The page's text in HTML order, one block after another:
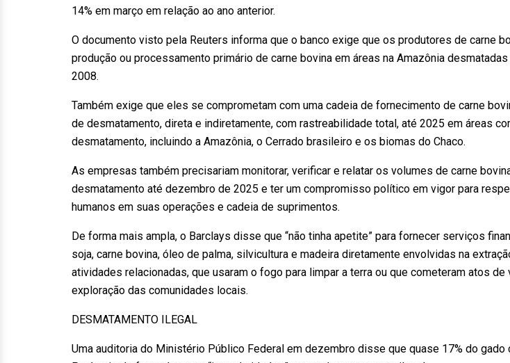
14% em março em relação ao ano anterior.
O documento visto pela Reuters informa que o banco exige que os produtores de carne
produção ou processamento primário de carne bovina em áreas na Amazônia
2008.
Também exige que eles se comprometam com uma cadeia de fornecimento de carne
de desmatamento, direta e indiretamente, com rastreabilidade total, até 2025 em áreas
desmatamento, incluindo a Amazônia, o Cerrado brasileiro e os biomas do Chaco.
As empresas também precisariam monitorar, verificar e relatar os volumes de carne
desmatamento até dezembro de 2025 e ter um compromisso político em vigor para
humanos em suas operações e cadeia de suprimentos.
De forma mais ampla, o Barclays disse que “não tinha apetite” para fornecer serviços
soja, carne bovina, óleo de palma, silvicultura e madeira diretamente envolvidas na
atividades relacionadas, que usaram o fogo para limpar a terra ou que cometeram atos de
exploração das comunidades locais.
DESMATAMENTO ILEGAL
Uma auditoria do Ministério Público Federal em dezembro disse que quase 17% do gado